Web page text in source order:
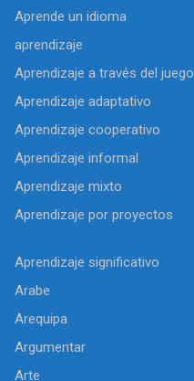
Aprende un idioma
aprendizaje
Aprendizaje a través del juego
Aprendizaje adaptativo
Aprendizaje cooperativo
Aprendizaje informal
Aprendizaje mixto
Aprendizaje por proyectos
Aprendizaje significativo
Arabe
Arequipa
Argumentar
Arte